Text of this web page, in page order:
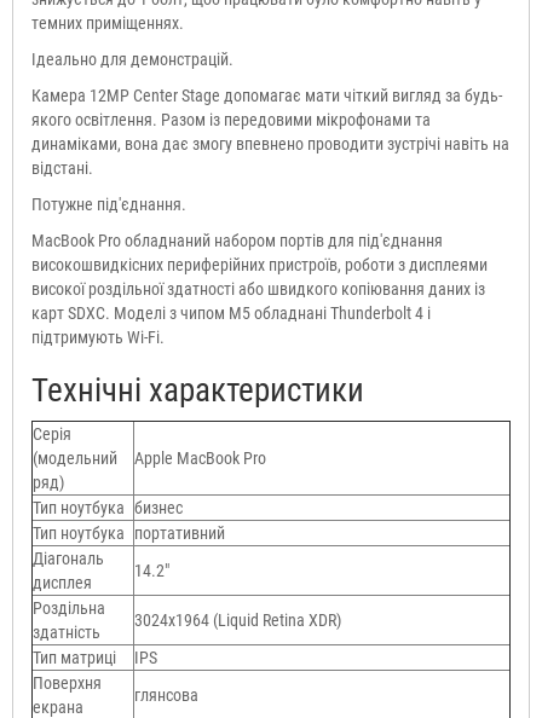
темних приміщеннях.
Ідеально для демонстрацій.
Камера 12MP Center Stage допомагає мати чіткий вигляд за будь-
якого освітлення. Разом із передовими мікрофонами та
динаміками, вона дає змогу впевнено проводити зустрічі навіть на
відстані.
Потужне під'єднання.
MacBook Pro обладнаний набором портів для під'єднання
високошвидкісних периферійних пристроїв, роботи з дисплеями
високої роздільної здатності або швидкого копіювання даних із
карт SDXC. Моделі з чипом M5 обладнані Thunderbolt 4 і
підтримують Wi-Fi.
Технічні характеристики
Серія
(модельний
ряд)
Apple MacBook Pro
Тип ноутбука бизнес
Тип ноутбука
портативний
Діагональ
дисплея
14.2"
Роздільна
здатність
3024x1964 (Liquid Retina XDR)
Тип матриці
IPS
Поверхня
екрана
глянсова